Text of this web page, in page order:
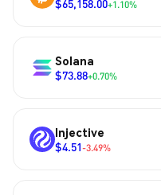
$65,158.00+1.10%
Solana
$73.88+0.70%
Injective
$4.51-3.49%